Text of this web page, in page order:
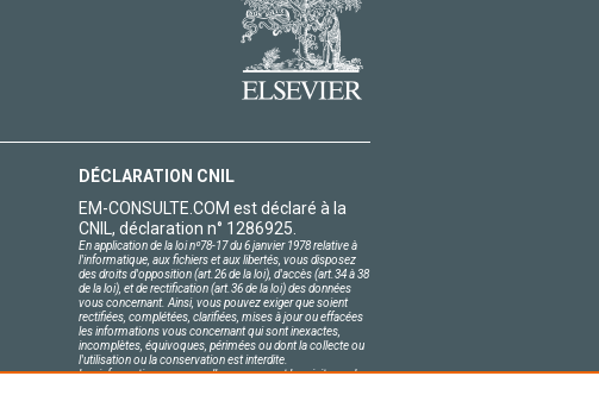
DÉCLARATION CNIL
EM-CONSULTE.COM est déclaré à la
CNIL, déclaration n° 1286925.
En application de la loi nº78-17 du 6 janvier 1978 relative à
l'informatique, aux fichiers et aux libertés, vous disposez
des droits d'opposition (art.26 de la loi), d'accès (art.34 à 38
de la loi), et de rectification (art.36 de la loi) des données
vous concernant. Ainsi, vous pouvez exiger que soient
rectifiées, complétées, clarifiées, mises à jour ou effacées
les informations vous concernant qui sont inexactes,
incomplètes, équivoques, périmées ou dont la collecte ou
l'utilisation ou la conservation est interdite.
Les informations personnelles concernant les visiteurs de